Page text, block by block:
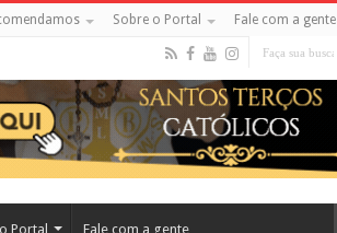
Sobre o Portal Fale com a gente
Portal Fale com a gente